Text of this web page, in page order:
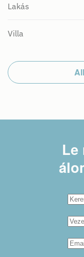
Lakás
Villa
Le